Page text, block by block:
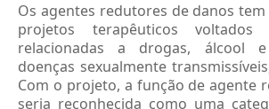
Os agentes redutores de danos
projetos terapêuticos voltados
relacionadas a drogas, álcool
doenças sexualmente
Com o projeto, a função de agente
seria reconhecida como uma